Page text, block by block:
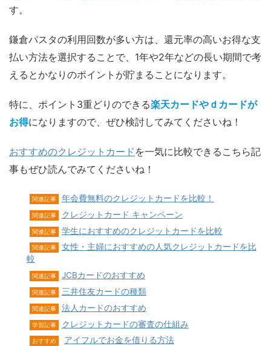
す。
鎌倉パスタの利用回数が多い方は、還元率の高いお得な支
払い方法を選択することで、1年や2年などの長い期間で考
えるとかなりのポイントが貯まることになります。
特に、ポイント3重どりのできる楽天カードやｄカードが
お得になりますので、ぜひ検討してみてくださいね！
おすすめのクレジットカード を一気に比較できるこちら記
事もぜひ読んでみてくださいね！
関連記事 年会費無料のクレジットカードを比較！
関連記事 クレジットカード キャンペーン
関連記事 学生におすすめのクレジットカードを比較
関連記事
女性・主婦におすすめの人気クレジットカードを比
較
関連記事 JCBカードのおすすめ
関連記事 三井住友カードの種類
関連記事 法人カードのおすすめ
学習記事 クレジットカードの審査の仕組み
おすすめ アイフルでお金を借りる方法